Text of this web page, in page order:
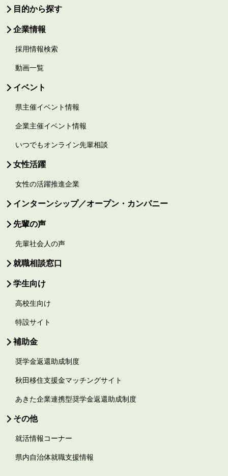
目的から探す
企業情報
採用情報検索
動画一覧
イベント
県主催イベント情報
企業主催イベント情報
いつでもオンライン先輩相談
女性活躍
女性の活躍推進企業
インターンシップ／オープン・カンパニー
先輩の声
先輩社会人の声
就職相談窓口
学生向け
高校生向け
特設サイト
補助金
奨学金返還助成制度
秋田移住支援金マッチングサイト
あきた企業連携型奨学金返還助成制度
その他
就活情報コーナー
県内自治体就職支援情報